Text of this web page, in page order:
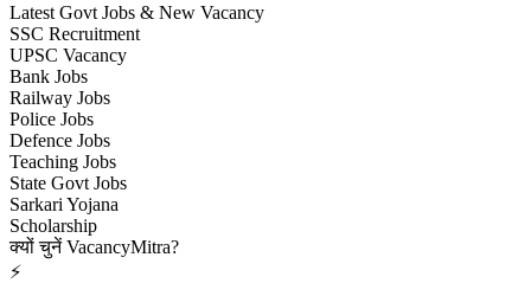
Latest Govt Jobs & New Vacancy
SSC Recruitment
UPSC Vacancy
Bank Jobs
Railway Jobs
Police Jobs
Defence Jobs
Teaching Jobs
State Govt Jobs
Sarkari Yojana
Scholarship
क्यों चुनें VacancyMitra?
⚡